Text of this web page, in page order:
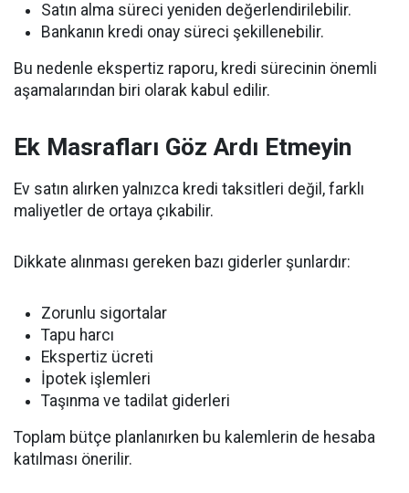
Satın alma süreci yeniden değerlendirilebilir.
Bankanın kredi onay süreci şekillenebilir.
Bu nedenle ekspertiz raporu, kredi sürecinin önemli
aşamalarından biri olarak kabul edilir.
Ek Masrafları Göz Ardı Etmeyin
Ev satın alırken yalnızca kredi taksitleri değil, farklı
maliyetler de ortaya çıkabilir.
Dikkate alınması gereken bazı giderler şunlardır:
Zorunlu sigortalar
Tapu harcı
Ekspertiz ücreti
İpotek işlemleri
Taşınma ve tadilat giderleri
Toplam bütçe planlanırken bu kalemlerin de hesaba
katılması önerilir.